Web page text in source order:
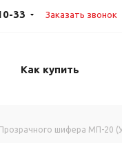
33 Заказать звонок
Как купить
шифера МП-20